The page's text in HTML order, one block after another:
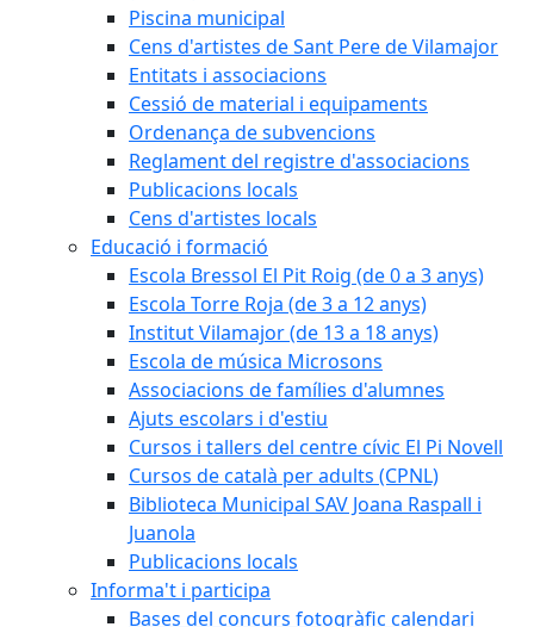
Piscina municipal
Cens d'artistes de Sant Pere de Vilamajor
Entitats i associacions
Cessió de material i equipaments
Ordenança de subvencions
Reglament del registre d'associacions
Publicacions locals
Cens d'artistes locals
Educació i formació
Escola Bressol El Pit Roig (de 0 a 3 anys)
Escola Torre Roja (de 3 a 12 anys)
Institut Vilamajor (de 13 a 18 anys)
Escola de música Microsons
Associacions de famílies d'alumnes
Ajuts escolars i d'estiu
Cursos i tallers del centre cívic El Pi Novell
Cursos de català per adults (CPNL)
Biblioteca Municipal SAV Joana Raspall i
Juanola
Publicacions locals
Informa't i participa
Bases del concurs fotogràfic calendari